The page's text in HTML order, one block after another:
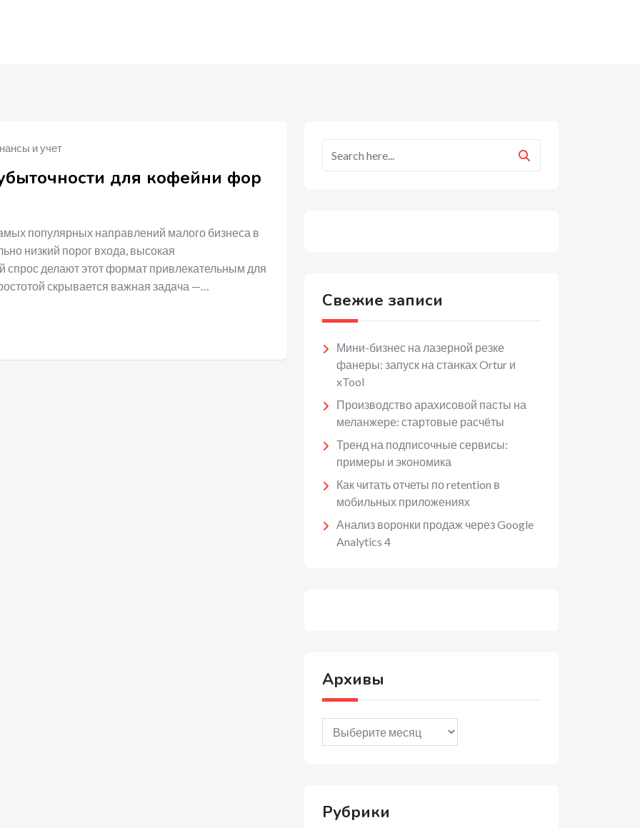
и учет
для кофейни фор
популярных направлений малого бизнеса в
низкий порог входа, высокая
спрос делают этот формат привлекательным для
скрывается важная задача —…
Свежие записи
Мини-бизнес на лазерной резке
фанеры: запуск на станках Ortur и
xTool
Производство арахисовой пасты на
меланжере: стартовые расчёты
Тренд на подписочные сервисы:
примеры и экономика
Как читать отчеты по retention в
мобильных приложениях
Анализ воронки продаж через Google
Analytics 4
Архивы
Архивы
Рубрики